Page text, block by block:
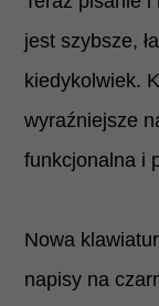
jest szybsze,
kiedykolwiek.
wyraźniejsze
funkcjonalna i
Nowa
napisy na